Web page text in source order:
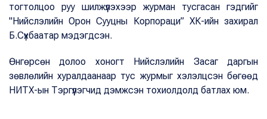
тогтолцоо руу шилжүүлэхээр журман тусгасан гэдгийг
"Нийслэлийн Орон Сууцны Корпораци” ХК-ийн захирал
Б.Сүхбаатар мэдэгдсэн.
Өнгөрсөн долоо хоногт Нийслэлийн Засаг даргын
зөвлөлийн хуралдаанаар тус журмыг хэлэлцсэн бөгөөд
НИТХ-ын Тэргүүлэгчид дэмжсэн тохиолдолд батлах юм.